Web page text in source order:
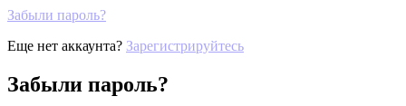
Забыли пароль?
Еще нет аккаунта? Зарегистрируйтесь
Забыли пароль?